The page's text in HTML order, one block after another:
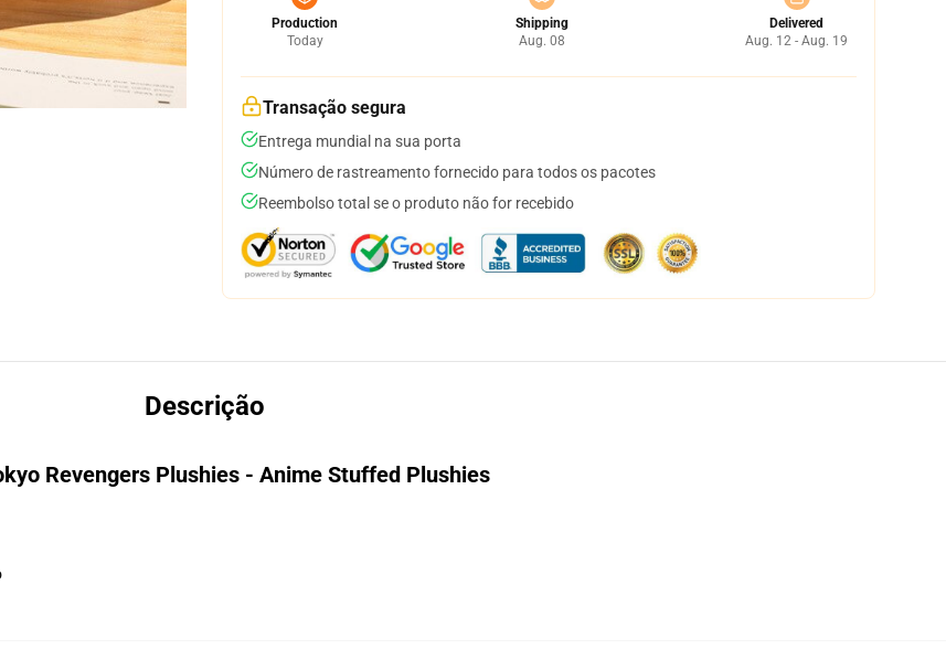
Production
Today
Shipping
Aug. 08
Delivered
Aug. 12 - Aug. 19
Transação segura
Entrega mundial na sua porta
Número de rastreamento fornecido para todos os pacotes
Reembolso total se o produto não for recebido
Descrição
Revengers Plushies - Anime Stuffed Plushies